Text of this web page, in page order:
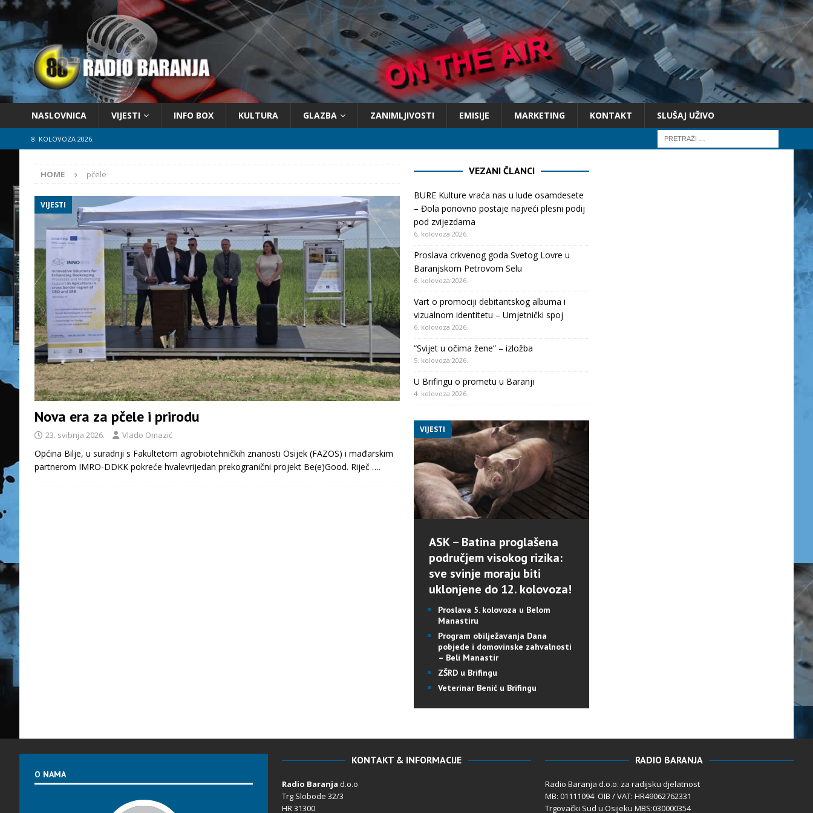
NASLOVNICA VIJESTI INFO BOX KULTURA GLAZBA ZANIMLJIVOSTI EMISIJE MARKETING KONTAKT SLUŠAJ UŽIVO
8. KOLOVOZA 2026.
HOME pčele
VIJESTI
Nova era za pčele i prirodu
23. svibnja 2026. Vlado Omazić
Općina Bilje, u suradnji s Fakultetom agrobiotehničkih znanosti Osijek (FAZOS) i mađarskim
partnerom IMRO-DDKK pokreće hvalevrijedan prekogranični projekt Be(e)Good. Riječ ….
VEZANI ČLANCI
BURE Kulture vraća nas u lude osamdesete
– Đola ponovno postaje najveći plesni podij
pod zvijezdama
6. kolovoza 2026.
Proslava crkvenog goda Svetog Lovre u
Baranjskom Petrovom Selu
6. kolovoza 2026.
Vart o promociji debitantskog albuma i
vizualnom identitetu – Umjetnički spoj
6. kolovoza 2026.
“Svijet u očima žene” – izložba
5. kolovoza 2026.
U Brifingu o prometu u Baranji
4. kolovoza 2026.
VIJESTI
ASK – Batina proglašena
područjem visokog rizika:
sve svinje moraju biti
uklonjene do 12. kolovoza!
Proslava 5. kolovoza u Belom
Manastiru
Program obilježavanja Dana
pobjede i domovinske zahvalnosti
– Beli Manastir
ZŠRD u Brifingu
Veterinar Benić u Brifingu
O NAMA
KONTAKT & INFORMACIJE
Radio Baranja d.o.o
Trg Slobode 32/3
HR 31300
RADIO BARANJA
Radio Baranja d.o.o. za radijsku djelatnost
MB: 01111094 OIB / VAT: HR49062762331
Trgovački Sud u Osijeku MBS:030000354